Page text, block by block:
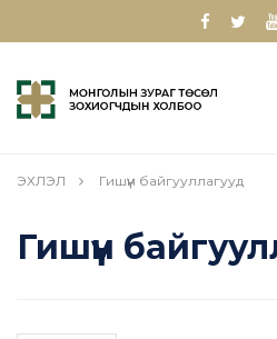
ЭХЛЭЛ Гишүүн байгууллагууд
Гишүүн